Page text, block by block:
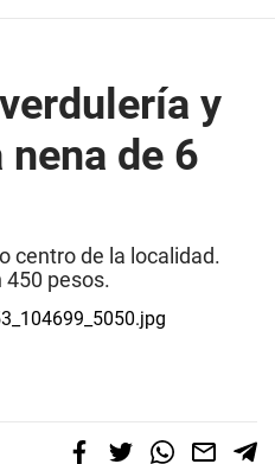
y
nena de 6
centro de la localidad.
450 pesos.